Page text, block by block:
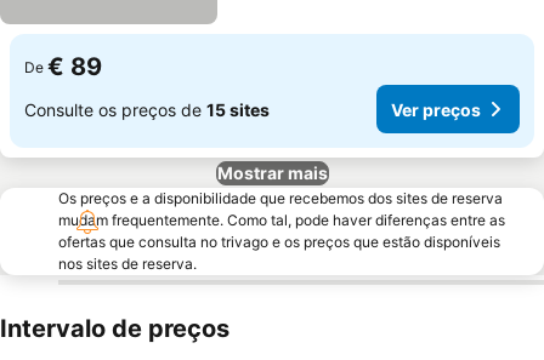
De € 89
Consulte os preços de 15 sites Ver preços
Mostrar mais
Os preços e a disponibilidade que recebemos dos sites de reserva
mudam frequentemente. Como tal, pode haver diferenças entre as
ofertas que consulta no trivago e os preços que estão disponíveis
nos sites de reserva.
Intervalo de preços